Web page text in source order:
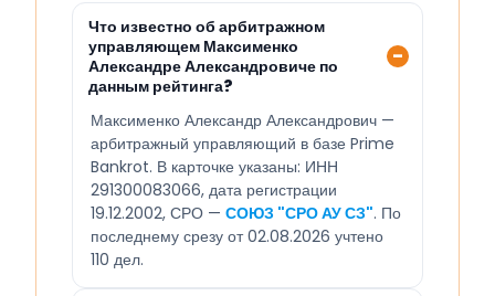
Что известно об арбитражном
управляющем Максименко
Александре Александровиче по
данным рейтинга?
Максименко Александр Александрович —
арбитражный управляющий в базе Prime
Bankrot. В карточке указаны: ИНН
291300083066, дата регистрации
19.12.2002, СРО — СОЮЗ "СРО АУ СЗ". По
последнему срезу от 02.08.2026 учтено
110 дел.